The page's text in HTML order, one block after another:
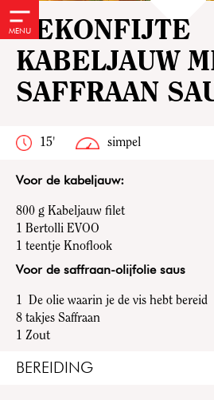
MENU
GEKONFIJTE
KABELJAUW
SAFFRAAN
15' simpel
Voor de kabeljauw:
800 g Kabeljauw filet
1 Bertolli EVOO
1 teentje Knoflook
Voor de saffraan-olijfolie saus
1 De olie waarin je de vis hebt bereid
8 takjes Saffraan
1 Zout
BEREIDING